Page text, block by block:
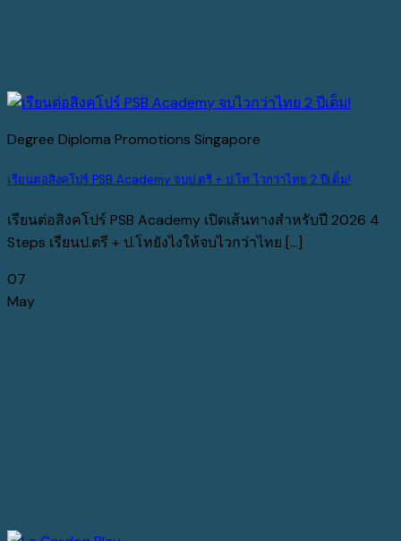
Degree Diploma Promotions Singapore
เรียนต่อสิงคโปร์ PSB Academy จบป.ตรี + ป.โท ไวกว่าไทย 2 ปีเต็ม!
เรียนต่อสิงคโปร์ PSB Academy เปิดเส้นทางสำหรับปี 2026 4
Steps เรียนป.ตรี + ป.โทยังไงให้จบไวกว่าไทย [...]
07
May